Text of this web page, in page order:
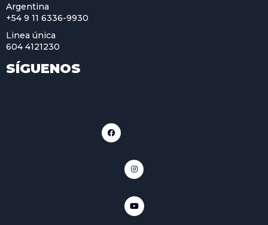
Argentina
+54 9 11 6336-9930
Linea única
604 4121230
SÍGUENOS